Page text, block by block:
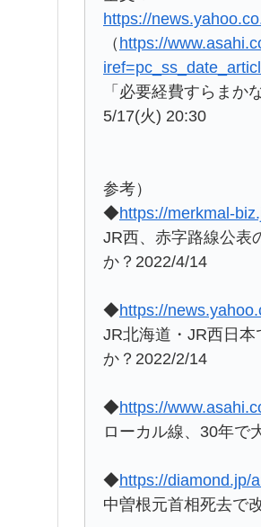
https://
（ https://
「必要経費すらま
5/17(火) 20:30
参考）
◆https://merkmal-
JR西、赤字路線公表
か？2022/4/14
◆https://
JR北海道・JR西日
か？2022/2/14
◆https://
ローカル線、30年
◆https://diamond.jp/
中曽根元首相死去で